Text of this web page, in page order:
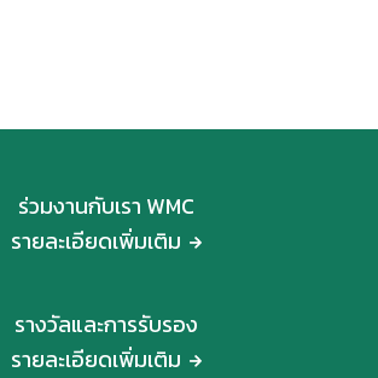
ร่วมงานกับเรา WMC
รายละเอียดเพิ่มเติม
รางวัลและการรับรอง
รายละเอียดเพิ่มเติม